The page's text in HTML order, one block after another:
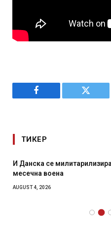
Facebook Twitter
ТИКЕР
И Данска се
месечна воена
AUGUST 4, 2026